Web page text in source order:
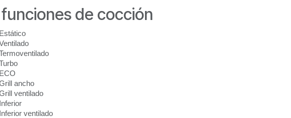
funciones de cocción
Estático
ECO
ancho
ventilado
Inferior
Inferior ventilado